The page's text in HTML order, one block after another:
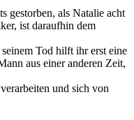
gestorben, als Natalie acht
ist daraufhin dem
Tod hilft ihr erst eine
aus einer anderen Zeit,
und sich von